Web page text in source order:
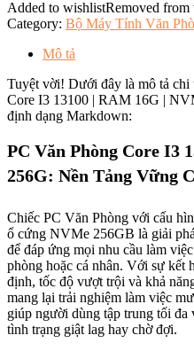
Added to wishlistRemoved from
Category: Bộ Máy Tính Văn
Mô tả
Tuyệt vời! Dưới đây là mô tả chi
Core I3 13100 | RAM 16G |
định dạng Markdown:
PC Văn Phòng Core I3
256G: Nền Tảng Vững
Chiếc PC Văn Phòng với cấu
ổ cứng NVMe 256GB là giải
để đáp ứng mọi nhu cầu làm
phòng hoặc cá nhân. Với sự kết
định, tốc độ vượt trội và khả
mang lại trải nghiệm làm việc
giúp người dùng tập trung tối đa
tình trạng giật lag hay chờ đợi.